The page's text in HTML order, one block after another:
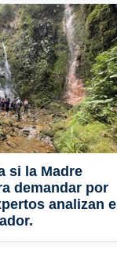
si la Madre
demandar por
analizan el